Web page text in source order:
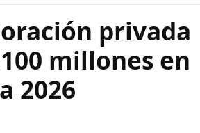
privada
millones en
2026